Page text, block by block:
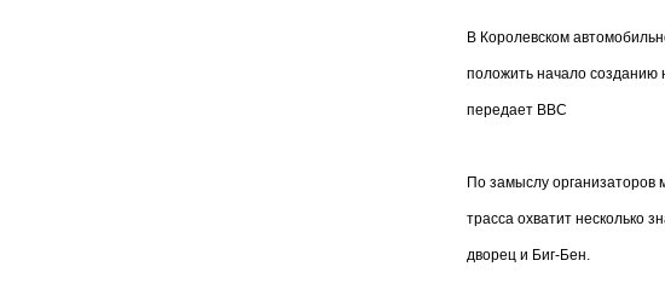
В Королевском
положить начало созданию
передает BBC
По замыслу организаторов
трасса охватит несколько
дворец и Биг-Бен.